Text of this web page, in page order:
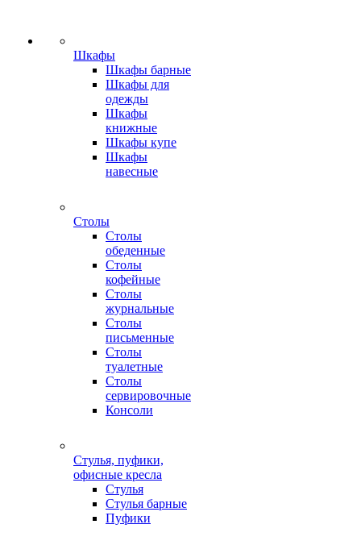
Шкафы
Шкафы барные
Шкафы для
одежды
Шкафы
книжные
Шкафы купе
Шкафы
навесные
Столы
Столы
обеденные
Столы
кофейные
Столы
журнальные
Столы
письменные
Столы
туалетные
Столы
сервировочные
Консоли
Стулья, пуфики,
офисные кресла
Стулья
Стулья барные
Пуфики